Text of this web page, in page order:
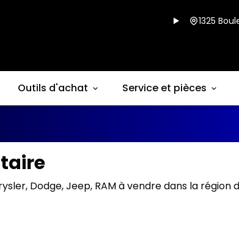
1325
Outils d'achat Service et pièces
Dodge, Jeep, RAM à vendre dans la